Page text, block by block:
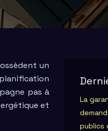
un
pas à
et
La
publics